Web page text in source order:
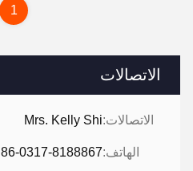
الاتصالات
الاتصالات:Mrs. Kelly Shi
الهاتف:86-0317-8188867
1